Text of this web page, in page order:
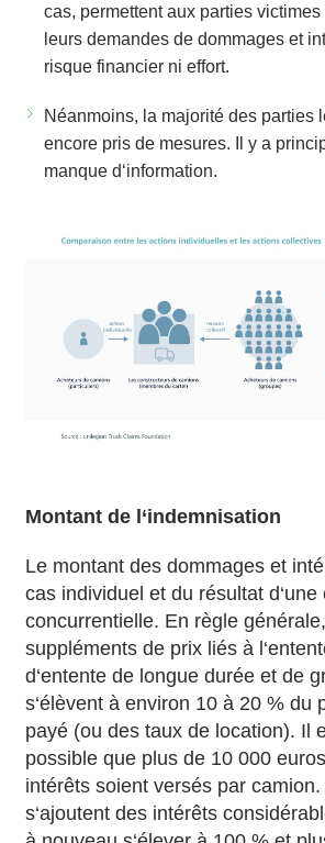
cas, permettent aux parties
leurs demandes de dommages et
risque financier ni effort.
Néanmoins, la majorité des parties
encore pris de mesures. Il y a
manque d‘information.
Montant de l‘indemnisation
Le montant des dommages et
cas individuel et du résultat d‘une
concurrentielle. En règle
suppléments de prix liés à
d‘entente de longue durée et de
s‘élèvent à environ 10 à 20 % du
payé (ou des taux de location). Il
possible que plus de 10 000
intérêts soient versés par
s‘ajoutent des intérêts